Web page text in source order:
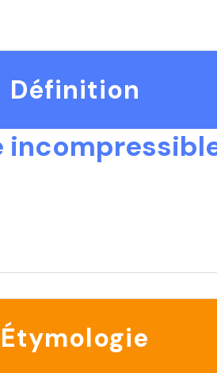
Définition
Étymologie